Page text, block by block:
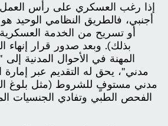
إذا رغب العسكري على رأس
أجنبي، فالطريق النظامي الوحيد
أو تسريح من الخدمة
بذلك). وبعد صدور قرار إنهاء
المهنة في الأحوال المدنية
مدني"، يحق له التقديم عبر
مدني مستوفٍ للشروط (مثل بلوغ
الفحص الطبي وتفادي الجنسيات